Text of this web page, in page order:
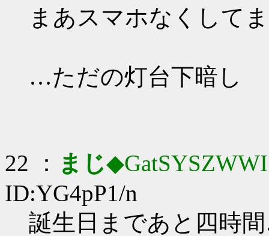
まあスマホなくして
…ただの灯台下暗し
22 ： まじ◆GatSYSZWWI
ID:YG4pP1/n
誕生日まであと四時